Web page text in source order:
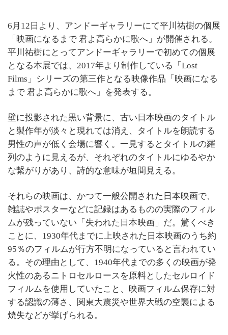
6月12日より、アンドーギャラリーにて平川祐樹の個展
「映画になるまで 君よ高らかに歌へ」が開催される。
平川祐樹にとってアンドーギャラリーで初めての個展
となる本展では、2017年より制作している「Lost
Films」シリーズの第三作となる映像作品「映画になる
まで 君よ高らかに歌へ」を発表する。
壁に投影された黒い背景に、古い日本映画のタイトル
と製作年が淡々と現れては消え、タイトルを朗読する
男性の声が低く会場に響く。一見するとタイトルの羅
列のように見えるが、それぞれのタイトルにゆるやか
な繋がりがあり、詩的な意味が垣間見える。
それらの映画は、かつて一般公開された日本映画で、
雑誌やポスターなどに記録はあるものの実際のフィル
ムが残っていない「失われた日本映画」だ。驚くべき
ことに、1930年代までに上映された日本映画のうち約
95％のフィルムが行方不明になっていると言われてい
る。その理由として、1940年代までの多くの映画が発
火性のあるニトロセルロースを原料としたセルロイド
フィルムを使用していたこと、映画フィルム保存に対
する認識の薄さ、関東大震災や世界大戦の空襲による
焼失などが挙げられる。